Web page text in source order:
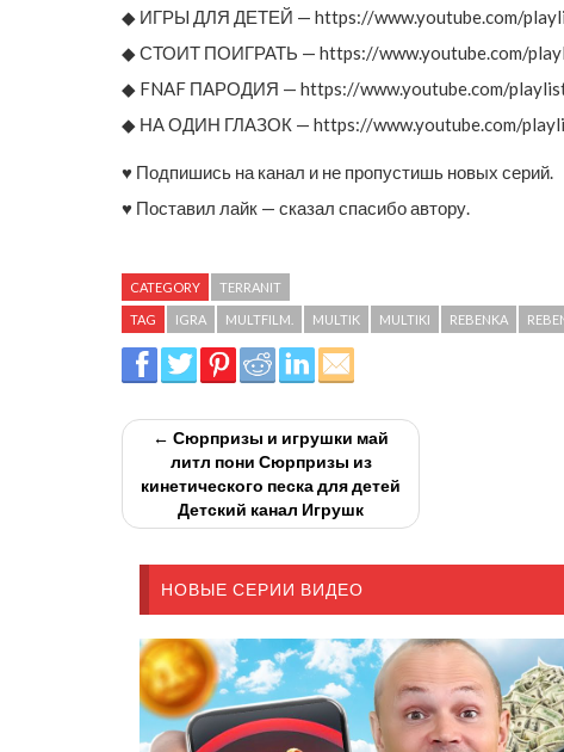
◆ ИГРЫ ДЛЯ ДЕТЕЙ — https://www.youtube.com/
◆ СТОИТ ПОИГРАТЬ — https://www.youtube.com/
◆ FNAF ПАРОДИЯ — https://www.youtube.com/
◆ НА ОДИН ГЛАЗОК — https://www.youtube.com/
♥ Подпишись на канал и не пропустишь новых серий.
♥ Поставил лайк — сказал спасибо автору.
CATEGORY TERRANIT
TAG IGRA MULTFILM. MULTIK MULTIKI REBENKA
← Сюрпризы и игрушки май
литл пони Сюрпризы из
кинетического песка для детей
Детский канал Игрушк
НОВЫЕ СЕРИИ ВИДЕО